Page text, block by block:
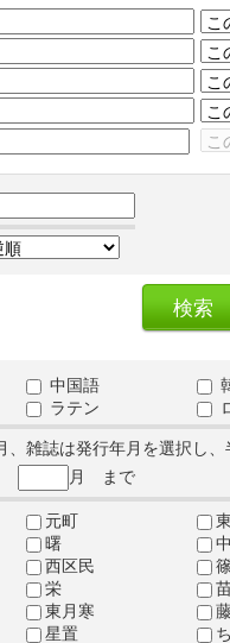
中国語
ラテン
雑誌は発行年月を選択し、
月 まで
元町
曙
西区民
栄
東月寒
星置